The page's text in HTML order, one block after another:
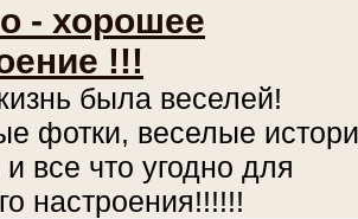
- хорошее
!!!
была веселей!
фотки, веселые
все что угодно для
настроения!!!!!!